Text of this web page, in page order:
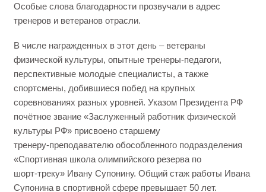
Особые слова благодарности прозвучали в адрес
тренеров и ветеранов отрасли.
В числе награжденных в этот день – ветераны
физической культуры, опытные тренеры‑педагоги,
перспективные молодые специалисты, а также
спортсмены, добившиеся побед на крупных
соревнованиях разных уровней. Указом Президента РФ
почётное звание «Заслуженный работник физической
культуры РФ» присвоено старшему
тренеру‑преподавателю обособленного подразделения
«Спортивная школа олимпийского резерва по
шорт‑треку» Ивану Супонину. Общий стаж работы Ивана
Супонина в спортивной сфере превышает 50 лет.